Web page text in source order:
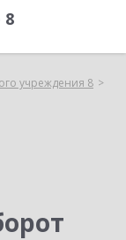
8
учреждения 8